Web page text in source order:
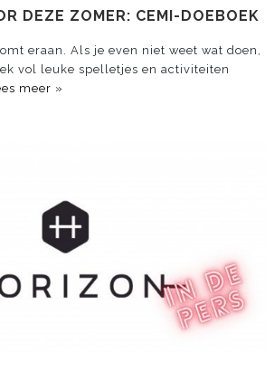
DEZE ZOMER: CEMI-DOEBOEK
eraan. Als je even niet weet wat doen,
vol leuke spelletjes en activiteiten
meer »